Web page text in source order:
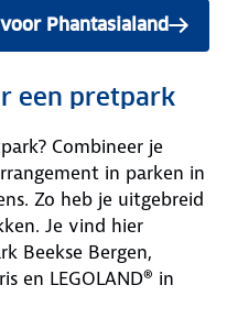
Phantasialand
een pretpark
Combineer je
in parken in
Zo heb je uitgebreid
Je vind hier
Beekse Bergen,
en LEGOLAND® in